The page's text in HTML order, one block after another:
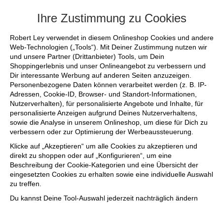
Ihre Zustimmung zu Cookies
Robert Ley verwendet in diesem Onlineshop Cookies und andere
Web-Technologien („Tools“). Mit Deiner Zustimmung nutzen wir
und unsere Partner (Drittanbieter) Tools, um Dein
Shoppingerlebnis und unser Onlineangebot zu verbessern und
Dir interessante Werbung auf anderen Seiten anzuzeigen.
Personenbezogene Daten können verarbeitet werden (z. B. IP-
Adressen, Cookie-ID, Browser- und Standort-Informationen,
Nutzerverhalten), für personalisierte Angebote und Inhalte, für
personalisierte Anzeigen aufgrund Deines Nutzerverhaltens,
sowie die Analyse in unserem Onlineshop, um diese für Dich zu
verbessern oder zur Optimierung der Werbeaussteuerung.
Klicke auf „Akzeptieren“ um alle Cookies zu akzeptieren und
direkt zu shoppen oder auf „Konfigurieren“, um eine
Beschreibung der Cookie-Kategorien und eine Übersicht der
eingesetzten Cookies zu erhalten sowie eine individuelle Auswahl
zu treffen.
Du kannst Deine Tool-Auswahl jederzeit nachträglich ändern